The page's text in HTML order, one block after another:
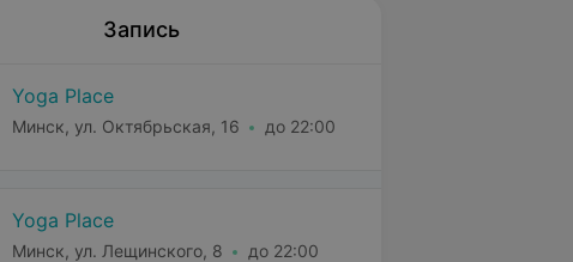
Запись
Yoga Place
Минск, ул. Октябрьская, 16 до 22:00
Yoga Place
Минск, ул. Лещинского, 8 до 22:00